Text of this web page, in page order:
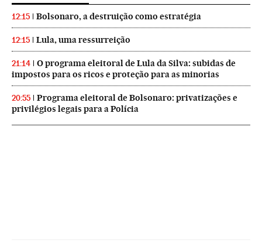
12:15 Bolsonaro, a destruição como estratégia
12:15 Lula, uma ressurreição
21:14
O programa eleitoral de Lula da Silva: subidas de
impostos para os ricos e proteção para as minorias
20:55
Programa eleitoral de Bolsonaro: privatizações e
privilégios legais para a Polícia